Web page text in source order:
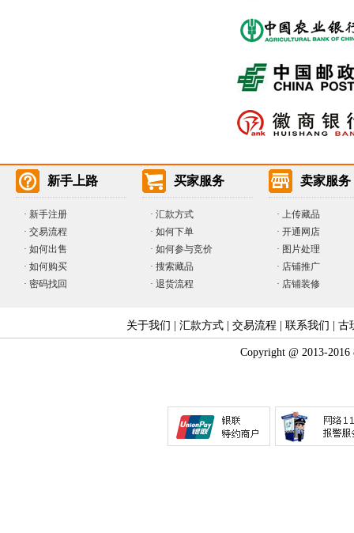
新手上路
· 新手注册
· 交易流程
· 如何出售
· 如何购买
· 密码找回
买家服务
· 汇款方式
· 如何下单
· 如何参与竞价
· 搜索藏品
· 退货流程
卖家服务
· 上传藏品
· 开通网店
· 图片处理
· 店铺推广
· 店铺装修
关于我们 |汇款方式 |交易流程 |联系我们 |古
Copyright @ 2013-